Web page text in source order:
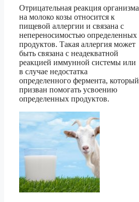
Отрицательная реакция организма
на молоко козы относится к
пищевой аллергии и связана с
непереносимостью определенных
продуктов. Такая аллергия может
быть связана с неадекватной
реакцией иммунной системы или
в случае недостатка
определенного фермента, который
призван помогать усвоению
определенных продуктов.